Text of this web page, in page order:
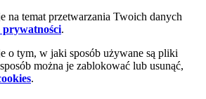
na temat przetwarzania Twoich danych
prywatności.
o tym, w jaki sposób używane są pliki
można je zablokować lub usunąć,
.